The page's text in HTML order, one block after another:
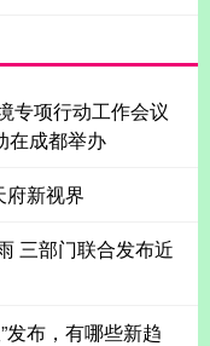
专项行动工作会议
在成都举办
府新视界
三部门联合发布近
发布，有哪些新趋